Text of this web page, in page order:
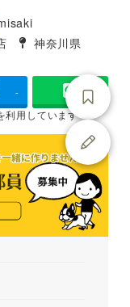
タグ
神奈川県
-
利用しています